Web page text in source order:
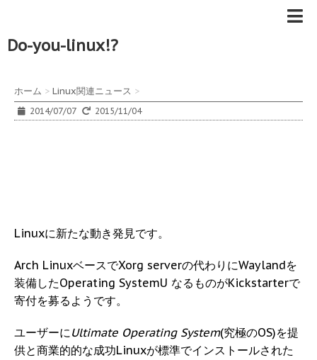
Do-you-linux!?
ホーム > Linux関連ニュース >
2014/07/07 2015/11/04
Linuxに新たな動き発見です。
Arch LinuxベースでXorg serverの代わりにWaylandを
装備したOperating SystemU なるものがKickstarterで
寄付を募るようです。
ユーザーにUltimate Operating System(究極のOS)を提
供と商業的的な成功Linuxが標準でインストールされた